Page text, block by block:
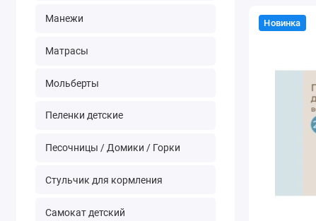
Манежи
Матрасы
Мольберты
Пеленки детские
Песочницы / Домики / Горки
Стульчик для кормления
Самокат детский
Новинка